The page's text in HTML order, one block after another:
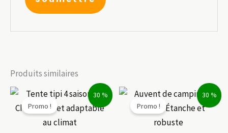
Produits similaires
30 %
Promo !
30 %
Promo !